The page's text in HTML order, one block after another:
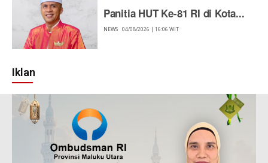
Panitia HUT Ke-81 RI di Kota...
NEWS 04/08/2026 | 16:06 WIT
Iklan